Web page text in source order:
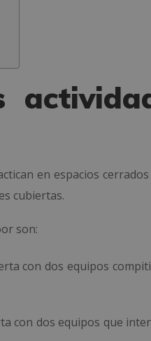
en espacios
cubiertas.
son:
con dos equipos
con dos equipos que